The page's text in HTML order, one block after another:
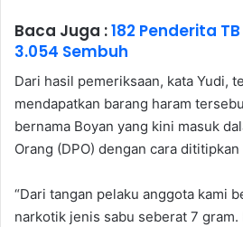
Baca Juga :182 Penderita
3.054 Sembuh
Dari hasil pemeriksaan, kata Yudi,
mendapatkan barang haram
bernama Boyan yang kini masuk
Orang (DPO) dengan cara
“Dari tangan pelaku anggota kami
narkotik jenis sabu seberat 7 gram.